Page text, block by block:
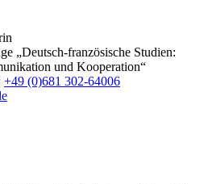
„Deutsch-französische Studien:
und Kooperation“
+49 (0)681 302-64006